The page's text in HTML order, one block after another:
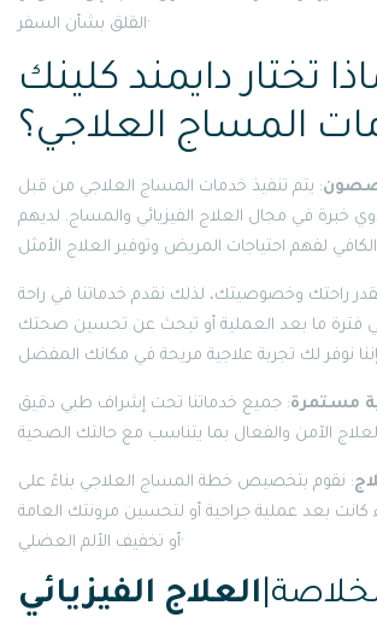
القلق بشأن السفر·
تختار دايمند كلينك
المساج العلاجي؟
: يتم تنفيذ خدمات المساج العلاجي من قبل
خبرة في مجال العلاج الفيزيائي والمساج. لديهم
راحتك وخصوصيتك، لذلك نقدم خدماتنا في راحة
فترة ما بعد العملية أو تبحث عن تحسين صحتك
مستمرة: جميع خدماتنا تحت إشراف طبي دقيق
: نقوم بتخصيص خطة المساج العلاجي بناءً على
كانت بعد عملية جراحية أو لتحسين مرونتك العامة
أو تخفيف الألم العضلي·
العلاج الفيزيائي